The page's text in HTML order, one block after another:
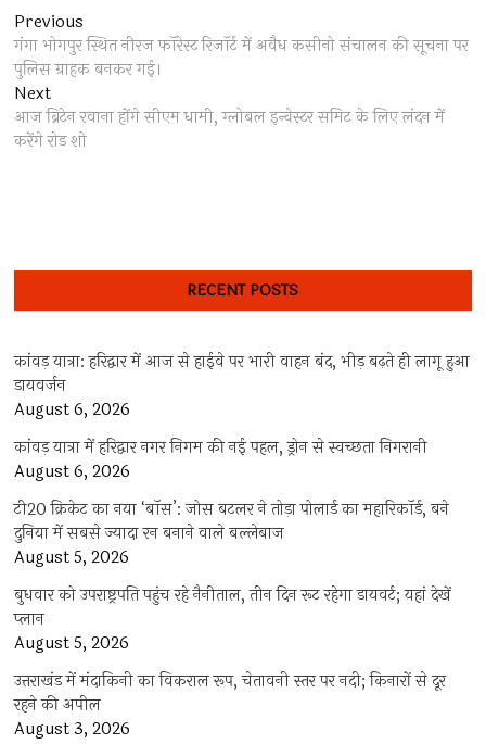
Post
navigation
Previous
post:
गंगा भोगपुर स्थित नीरज फॉरेस्ट रिजॉर्ट में अवैध कसीनो संचालन की सूचना पर
पुलिस ग्राहक बनकर गई।
NextNext
post:
आज ब्रिटेन रवाना होंगे सीएम धामी, ग्लोबल इन्वेस्टर समिट के लिए लंदन में
करेंगे रोड शो
RECENT POSTS
कांवड़ यात्रा: हरिद्वार में आज से हाईवे पर भारी वाहन बंद, भीड़ बढ़ते ही लागू हुआ
डायवर्जन
August 6, 2026
कांवड़ यात्रा में हरिद्वार नगर निगम की नई पहल, ड्रोन से स्वच्छता निगरानी
August 6, 2026
टी20 क्रिकेट का नया ‘बॉस’: जोस बटलर ने तोड़ा पोलार्ड का महारिकॉर्ड, बने
दुनिया में सबसे ज्यादा रन बनाने वाले बल्लेबाज
August 5, 2026
बुधवार को उपराष्ट्रपति पहुंच रहे नैनीताल, तीन दिन रूट रहेगा डायवर्ट; यहां देखें
प्‍लान
August 5, 2026
उत्तराखंड में मंदाकिनी का विकराल रूप, चेतावनी स्तर पर नदी; किनारों से दूर
रहने की अपील
August 3, 2026